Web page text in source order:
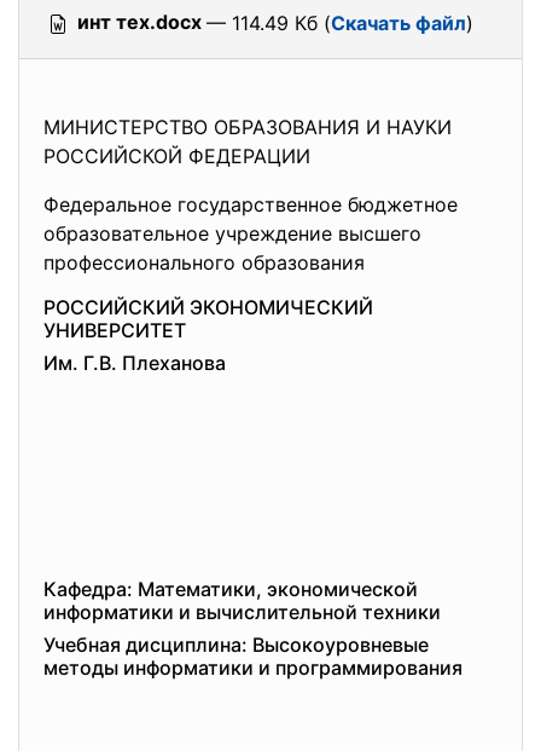
инт тех.docx — 114.49 Кб (Скачать файл)
МИНИСТЕРСТВО ОБРАЗОВАНИЯ И НАУКИ
РОССИЙСКОЙ ФЕДЕРАЦИИ
Федеральное государственное бюджетное
образовательное учреждение высшего
профессионального образования
РОССИЙСКИЙ ЭКОНОМИЧЕСКИЙ
УНИВЕРСИТЕТ
Им. Г.В. Плеханова
Кафедра: Математики, экономической
информатики и вычислительной техники
Учебная дисциплина: Высокоуровневые
методы информатики и программирования